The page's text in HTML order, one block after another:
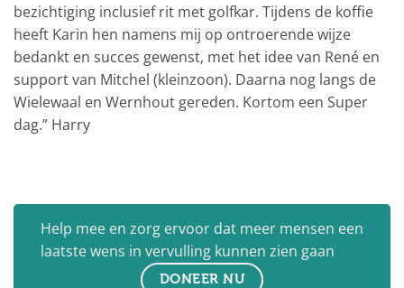
bezichtiging inclusief rit met golfkar. Tijdens de koffie
heeft Karin hen namens mij op ontroerende wijze
bedankt en succes gewenst, met het idee van René en
support van Mitchel (kleinzoon). Daarna nog langs de
Wielewaal en Wernhout gereden. Kortom een Super
dag.” Harry
Help mee en zorg ervoor dat meer mensen een
laatste wens in vervulling kunnen zien gaan
DONEER NU